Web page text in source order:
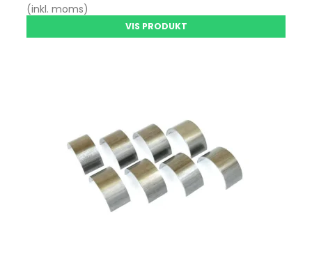
(inkl. moms)
VIS PRODUKT